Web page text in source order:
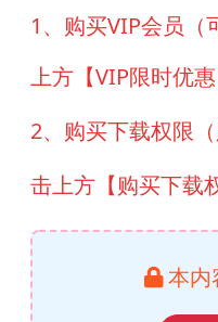
1、购买VIP会员（
上方【VIP限时优
2、购买下载权限
击上方【购买下载
本内